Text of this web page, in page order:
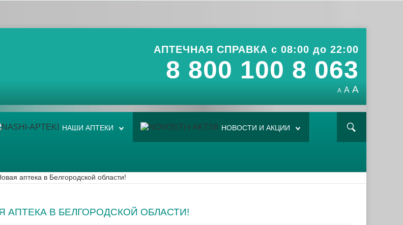
АПТЕЧНАЯ СПРАВКА с 08:00 до 22:00
8 800 100 8 063
A A A
НАШИ АПТЕКИ НОВОСТИ И АКЦИИ
аптека в Белгородской области!
АПТЕКА В БЕЛГОРОДСКОЙ ОБЛАСТИ!